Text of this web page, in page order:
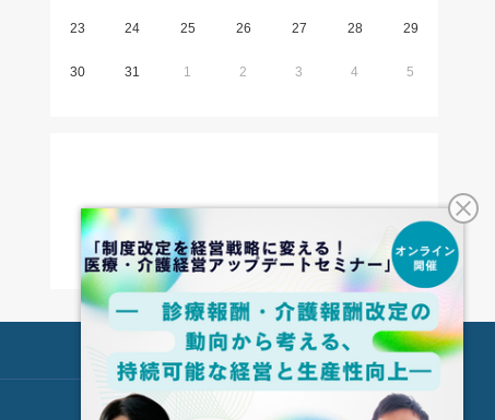
23 24 25 26 27 28 29
30 31 1 2 3 4 5